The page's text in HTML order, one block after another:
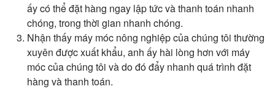
ấy có thể đặt hàng ngay lập tức và thanh toán nhanh
chóng, trong thời gian nhanh chóng.
Nhận thấy máy móc nông nghiệp của chúng tôi thường
xuyên được xuất khẩu, anh ấy hài lòng hơn với máy
móc của chúng tôi và do đó đẩy nhanh quá trình đặt
hàng và thanh toán.